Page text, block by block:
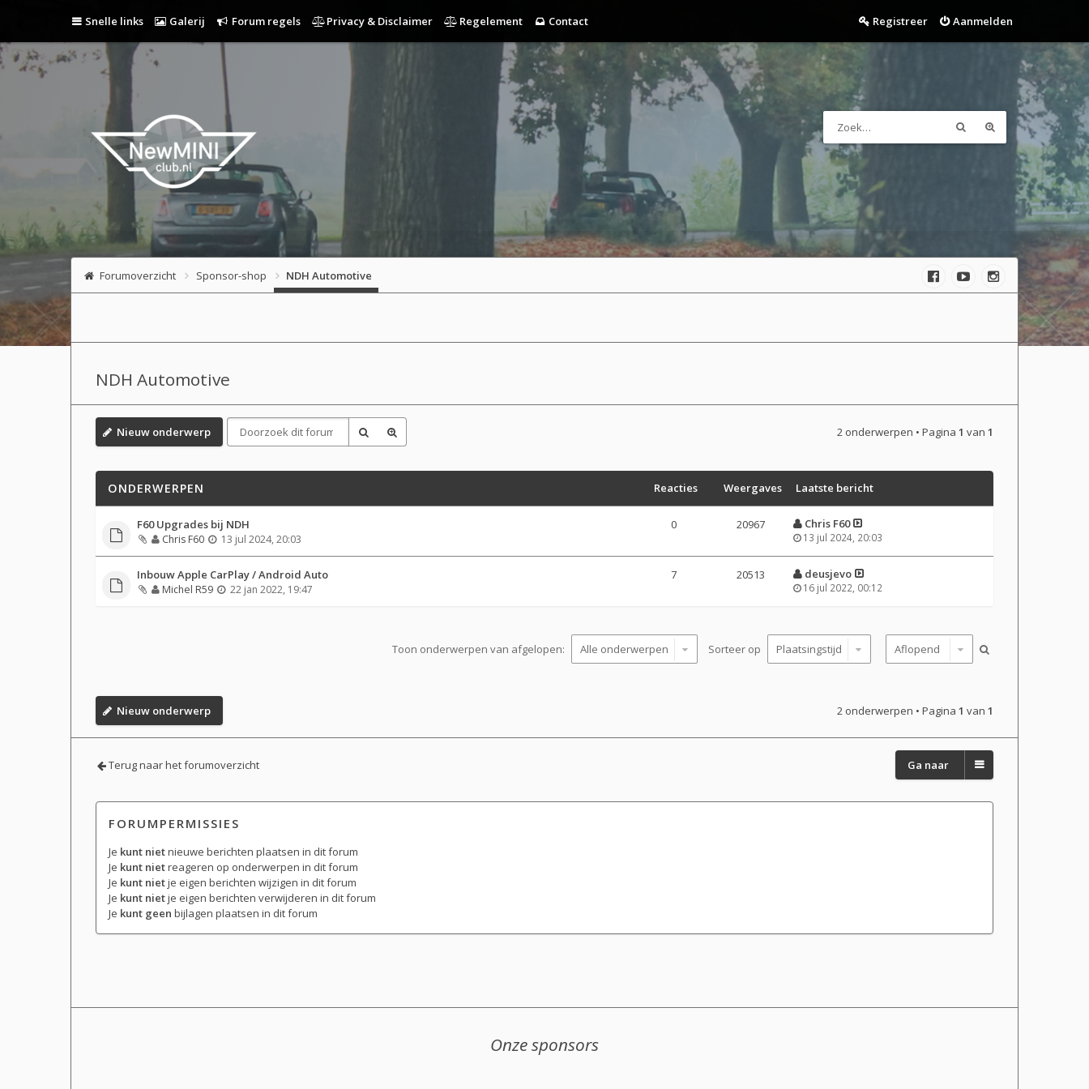
Snelle links Galerij Forum regels Privacy & Disclaimer Regelement Contact Aanmelden
Registreer
Forumoverzicht Sponsor-shop NDH Automotive
NDH Automotive
Nieuw onderwerp 2 onderwerpen • Pagina 1 van 1
ONDERWERPEN Reacties Weergaves Laatste bericht
F60 Upgrades bij NDH
Chris F60 13 jul 2024, 20:03
0 20967 Chris F60
13 jul 2024, 20:03
Inbouw Apple CarPlay / Android Auto
Michel R59 22 jan 2022, 19:47
7 20513 deusjevo
16 jul 2022, 00:12
Toon onderwerpen van afgelopen: Sorteer op
Nieuw onderwerp 2 onderwerpen • Pagina 1 van 1
Terug naar het forumoverzicht Ga naar
FORUMPERMISSIES
Je kunt nietnieuwe berichten plaatsen in dit forum
Je kunt nietreageren op onderwerpen in dit forum
Je kunt nietje eigen berichten wijzigen in dit forum
Je kunt nietje eigen berichten verwijderen in dit forum
Je kunt geen bijlagen plaatsen in dit forum
Onze sponsors